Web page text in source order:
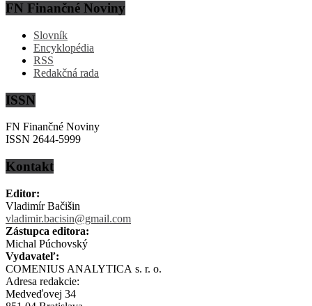
FN Finančné Noviny
Slovník
Encyklopédia
RSS
Redakčná rada
ISSN
FN Finančné Noviny
ISSN 2644-5999
Kontakt
Editor:
Vladimír Bačišin
vladimir.bacisin@gmail.com
Zástupca editora:
Michal Púchovský
Vydavateľ:
COMENIUS ANALYTICA s. r. o.
Adresa redakcie:
Medveďovej 34